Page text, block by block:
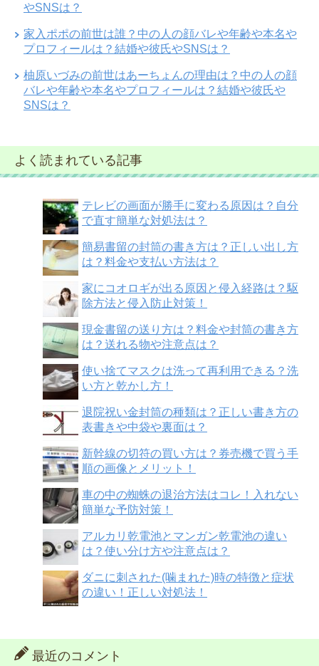
やSNSは？
家入ポポの前世は誰？中の人の顔バレや年齢や本名や
プロフィールは？結婚や彼氏やSNSは？
柚原いづみの前世はあーちょんの理由は？中の人の顔
バレや年齢や本名やプロフィールは？結婚や彼氏や
SNSは？
よく読まれている記事
テレビの画面が勝手に変わる原因は？自分
で直す簡単な対処法は？
簡易書留の封筒の書き方は？正しい出し方
は？料金や支払い方法は？
家にコオロギが出る原因と侵入経路は？駆
除方法と侵入防止対策！
現金書留の送り方は？料金や封筒の書き方
は？送れる物や注意点は？
使い捨てマスクは洗って再利用できる？洗
い方と乾かし方！
退院祝い金封筒の種類は？正しい書き方の
表書きや中袋や裏面は？
新幹線の切符の買い方は？券売機で買う手
順の画像とメリット！
車の中の蜘蛛の退治方法はコレ！入れない
簡単な予防対策！
アルカリ乾電池とマンガン乾電池の違い
は？使い分け方や注意点は？
ダニに刺された(噛まれた)時の特徴と症状
の違い！正しい対処法！
最近のコメント